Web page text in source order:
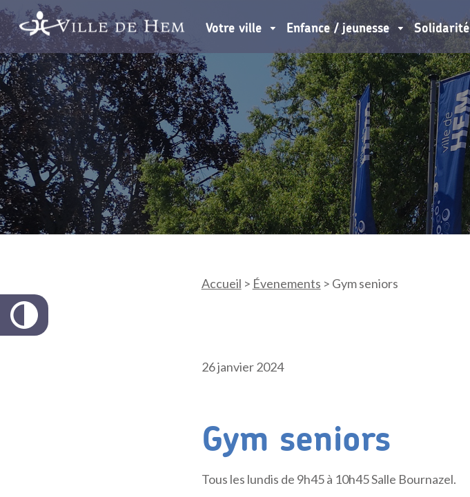
Votre ville Enfance / jeunesse Solidarité
Accueil > Évenements > Gym seniors
26 janvier 2024
Gym seniors
Tous les lundis de 9h45 à 10h45 Salle Bournazel.